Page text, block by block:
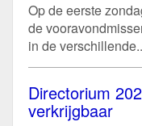
Op de eerste
de
in de
Directorium
verkrijgbaar